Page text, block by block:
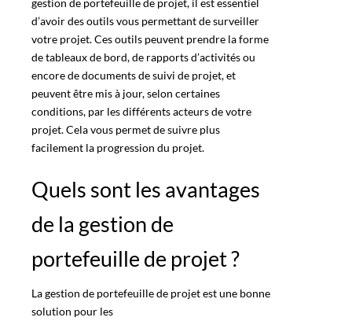
gestion de portefeuille de projet, il est essentiel
d’avoir des outils vous permettant de surveiller
votre projet. Ces outils peuvent prendre la forme
de tableaux de bord, de rapports d’activités ou
encore de documents de suivi de projet, et
peuvent être mis à jour, selon certaines
conditions, par les différents acteurs de votre
projet. Cela vous permet de suivre plus
facilement la progression du projet.
Quels sont les avantages
de la gestion de
portefeuille de projet ?
La gestion de portefeuille de projet est une bonne
solution pour les